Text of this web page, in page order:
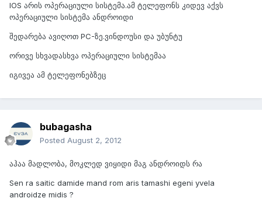
IOS არის ოპერაციული სისტემა.ამ ტელეფონს კიდევ აქვს
ოპერაციული სისტემა ანდროიდი
შედარება ავიღოთ PC-ზე.ვინდოუსი და უბუნტუ
ორივე სხვადასხვა ოპერაციული სისტემაა
იგივეა ამ ტელეფონებზეც
bubagasha
Posted August 2, 2012
აჰაა მადლობა, მოკლედ ვიყიდი მაგ ანდროიდს რა
Sen ra saitic damide mand rom aris tamashi egeni yvela
androidze midis ?